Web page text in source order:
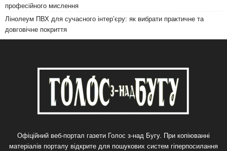
професійного мислення
Лінолеум ПВХ для сучасного інтер’єру: як вибрати практичне та
довговічне покриття
Офіційний веб-портал газети Голос з-над Бугу. При копіюванні
матеріалів порталу відкрите для пошукових систем гіперпосилання